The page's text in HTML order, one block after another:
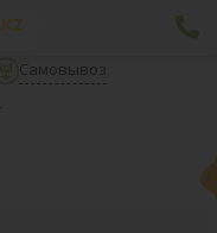
Самовывоз